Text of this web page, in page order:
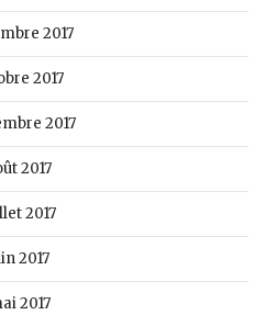
2017
2017
2017
2017
2017
2017
2017